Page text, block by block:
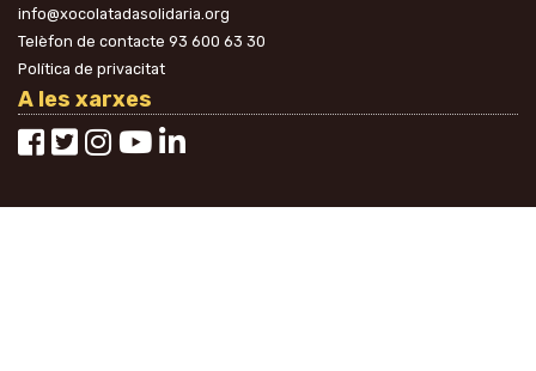
info@xocolatadasolidaria.org
Telèfon de contacte 93 600 63 30
Política de privacitat
A les xarxes